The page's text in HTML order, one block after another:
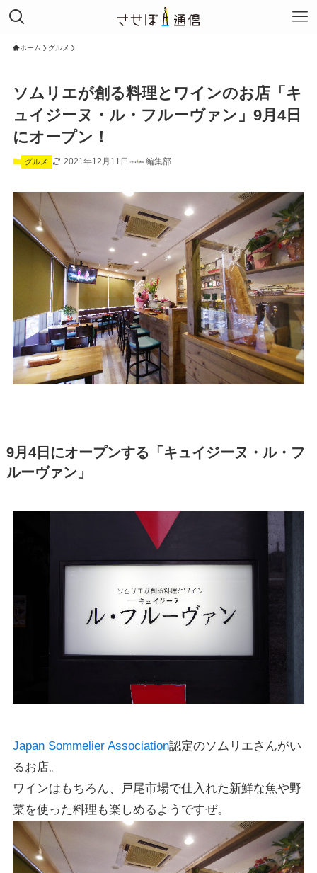
ホーム グルメ
ソムリエが創る料理とワインのお店「キ
ュイジーヌ・ル・フルーヴァン」9月4日
にオープン！
グルメ 2021年12月11日 編集部
9月4日にオープンする「キュイジーヌ・ル・フ
ルーヴァン」
Japan Sommelier Association認定のソムリエさんがい
るお店。
ワインはもちろん、戸尾市場で仕入れた新鮮な魚や野
菜を使った料理も楽しめるようですぜ。